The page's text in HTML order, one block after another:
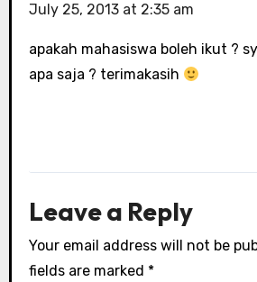
July 25, 2013 at 2:35 am
apakah mahasiswa boleh ikut ?
apa saja ? terimakasih
Leave a Reply
Your email address will not be
fields are marked *